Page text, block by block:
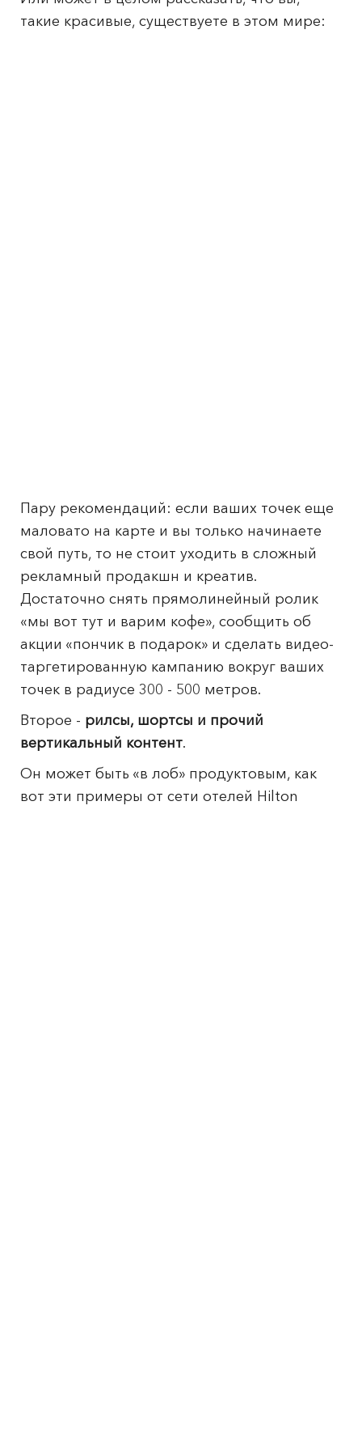
такие красивые, существуете в этом мире:
Пару рекомендаций: если ваших точек еще
маловато на карте и вы только начинаете
свой путь, то не стоит уходить в сложный
рекламный продакшн и креатив.
Достаточно снять прямолинейный ролик
«мы вот тут и варим кофе», сообщить об
акции «пончик в подарок» и сделать видео-
таргетированную кампанию вокруг ваших
точек в радиусе 300 - 500 метров.
Второе - рилсы, шортсы и прочий
вертикальный контент.
Он может быть «в лоб» продуктовым, как
вот эти примеры от сети отелей Hilton